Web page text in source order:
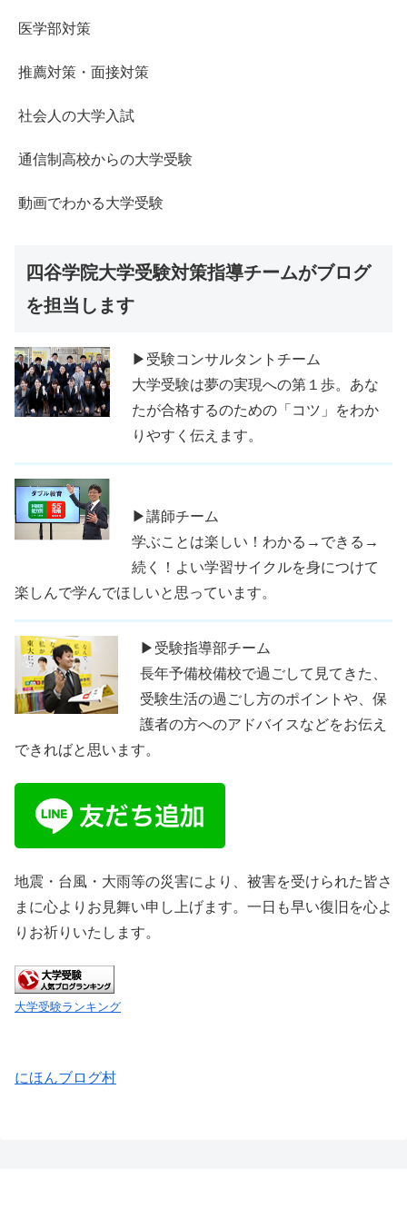
医学部対策
推薦対策・面接対策
社会人の大学入試
通信制高校からの大学受験
動画でわかる大学受験
四谷学院大学受験対策指導チームがブログ
を担当します
▶受験コンサルタントチーム
大学受験は夢の実現への第１歩。あな
たが合格するのための「コツ」をわか
りやすく伝えます。
▶講師チーム
学ぶことは楽しい！わかる→できる→
続く！よい学習サイクルを身につけて
楽しんで学んでほしいと思っています。
▶受験指導部チーム
長年予備校備校で過ごして見てきた、
受験生活の過ごし方のポイントや、保
護者の方へのアドバイスなどをお伝え
できればと思います。
地震・台風・大雨等の災害により、被害を受けられた皆さ
まに心よりお見舞い申し上げます。一日も早い復旧を心よ
りお祈りいたします。
大学受験ランキング
にほんブログ村